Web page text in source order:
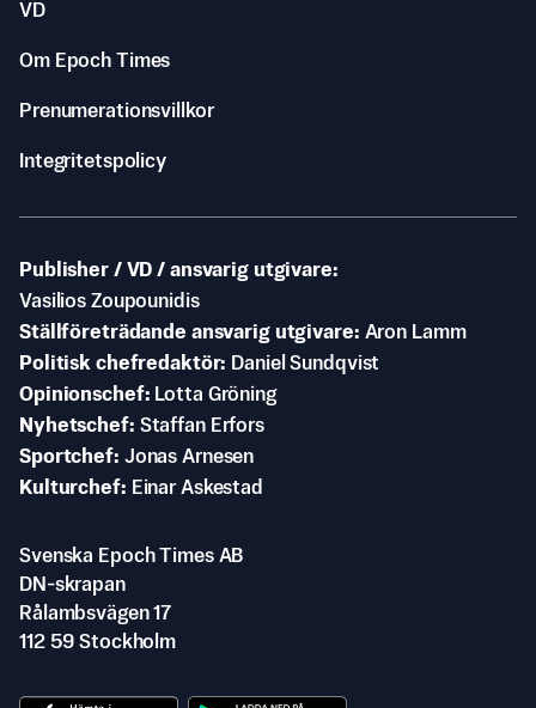
VD
Om Epoch Times
Prenumerationsvillkor
Integritetspolicy
Publisher / VD / ansvarig utgivare
Vasilios Zoupounidis
Ställföreträdande ansvarig utgivare Aron Lamm
Politisk chefredaktör
Daniel Sundqvist
Opinionschef
Lotta Gröning
Nyhetschef Staffan Erfors
Sportchef Jonas Arnesen
Kulturchef
Einar Askestad
Svenska Epoch Times AB
DN-skrapan
Rålambsvägen 17
112 59 Stockholm